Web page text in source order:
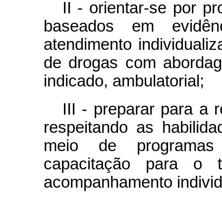
II - orientar-se por
baseados em
atendimento
de drogas com
indicado, ambulatorial;
III - preparar para a
respeitando as
meio de
capacitação para o
acompanhamento